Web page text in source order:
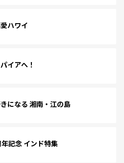
ハワイ
イアへ！
になる 湘南・江の島
記念 インド特集